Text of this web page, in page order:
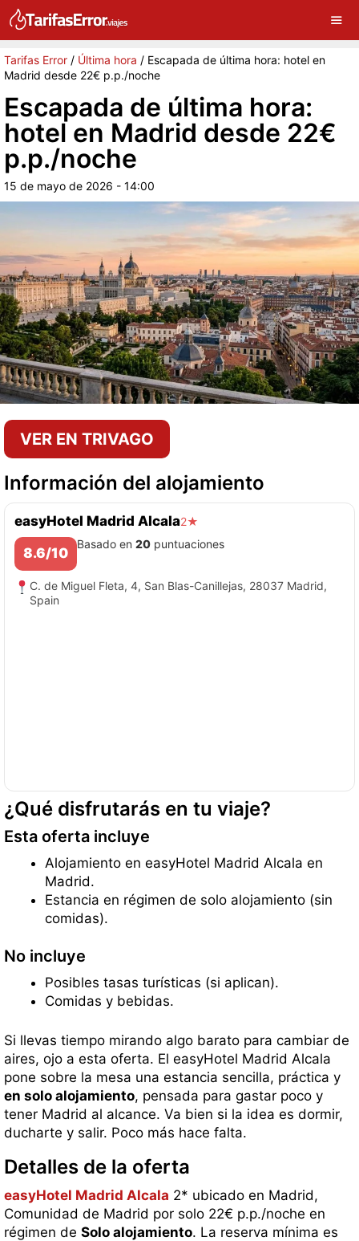
Tarifas Error / Última hora / Escapada de última hora: hotel en
Madrid desde 22€ p.p./noche
Escapada de última hora:
hotel en Madrid desde 22€
p.p./noche
15 de mayo de 2026 - 14:00
VER EN TRIVAGO
Información del alojamiento
easyHotel Madrid Alcala2★
8.6/10
Basado en 20 puntuaciones
C. de Miguel Fleta, 4, San Blas-Canillejas, 28037 Madrid,
Spain
¿Qué disfrutarás en tu viaje?
Esta oferta incluye
Alojamiento en easyHotel Madrid Alcala en
Madrid.
Estancia en régimen de solo alojamiento (sin
comidas).
No incluye
Posibles tasas turísticas (si aplican).
Comidas y bebidas.
Si llevas tiempo mirando algo barato para cambiar de
aires, ojo a esta oferta. El easyHotel Madrid Alcala
pone sobre la mesa una estancia sencilla, práctica y
en solo alojamiento, pensada para gastar poco y
tener Madrid al alcance. Va bien si la idea es dormir,
ducharte y salir. Poco más hace falta.
Detalles de la oferta
easyHotel Madrid Alcala 2* ubicado en Madrid,
Comunidad de Madrid por solo 22€ p.p./noche en
régimen de Solo alojamiento. La reserva mínima es
G Sigue a Tarifas Error en Google ×